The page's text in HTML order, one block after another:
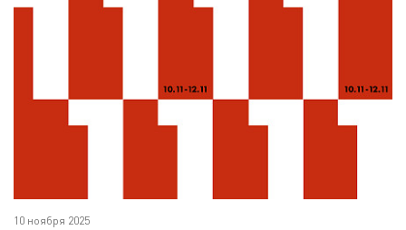
10 ноября 2025